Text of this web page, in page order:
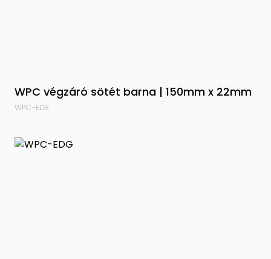
WPC végzáró sötét barna | 150mm x 22mm
WPC-EDB